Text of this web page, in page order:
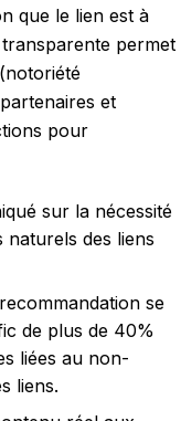
que le lien est à
permet
(notoriété
et
pour
sur la nécessité
naturels des liens
se
de plus de 40%
liées au non-
liens.